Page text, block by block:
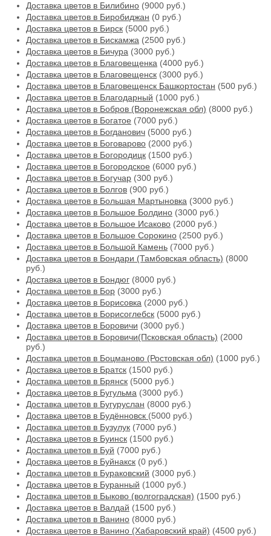
Доставка цветов в Билибино (9000 руб.)
Доставка цветов в Биробиджан (0 руб.)
Доставка цветов в Бирск (5000 руб.)
Доставка цветов в Бискамжа (2500 руб.)
Доставка цветов в Бичура (3000 руб.)
Доставка цветов в Благовещенка (4000 руб.)
Доставка цветов в Благовещенск (3000 руб.)
Доставка цветов в Благовещенск Башкортостан (500 руб.)
Доставка цветов в Благодарный (1000 руб.)
Доставка цветов в Бобров (Воронежская обл) (8000 руб.)
Доставка цветов в Богатое (7000 руб.)
Доставка цветов в Богданович (5000 руб.)
Доставка цветов в Боговарово (2000 руб.)
Доставка цветов в Богородицк (1500 руб.)
Доставка цветов в Богородское (6000 руб.)
Доставка цветов в Богучар (300 руб.)
Доставка цветов в Болгов (900 руб.)
Доставка цветов в Большая Мартыновка (3000 руб.)
Доставка цветов в Большое Болдино (3000 руб.)
Доставка цветов в Большое Исаково (2000 руб.)
Доставка цветов в Большое Сорокино (2500 руб.)
Доставка цветов в Большой Камень (7000 руб.)
Доставка цветов в Бондари (Тамбовская область) (8000
руб.)
Доставка цветов в Бондюг (8000 руб.)
Доставка цветов в Бор (3000 руб.)
Доставка цветов в Борисовка (2000 руб.)
Доставка цветов в Борисоглебск (5000 руб.)
Доставка цветов в Боровичи (3000 руб.)
Доставка цветов в Боровичи(Псковская область) (2000
руб.)
Доставка цветов в Боцманово (Ростовская обл) (1000 руб.)
Доставка цветов в Братск (1500 руб.)
Доставка цветов в Брянск (5000 руб.)
Доставка цветов в Бугульма (3000 руб.)
Доставка цветов в Бугуруслан (8000 руб.)
Доставка цветов в Будённовск (5000 руб.)
Доставка цветов в Бузулук (7000 руб.)
Доставка цветов в Буинск (1500 руб.)
Доставка цветов в Буй (7000 руб.)
Доставка цветов в Буйнакск (0 руб.)
Доставка цветов в Бураковский (3000 руб.)
Доставка цветов в Буранный (1000 руб.)
Доставка цветов в Быково (волгоградская) (1500 руб.)
Доставка цветов в Валдай (1500 руб.)
Доставка цветов в Ванино (8000 руб.)
Доставка цветов в Ванино (Хабаровский край) (4500 руб.)